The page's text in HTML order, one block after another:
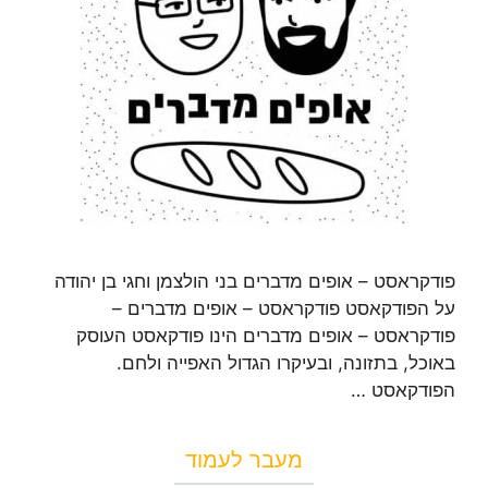
פודקראסט – אופים מדברים בני הולצמן וחגי בן יהודה
על הפודקאסט פודקראסט – אופים מדברים –
פודקראסט – אופים מדברים הינו פודקאסט העוסק
באוכל, בתזונה, ובעיקרו הגדול האפייה ולחם.
הפודקאסט …
מעבר לעמוד